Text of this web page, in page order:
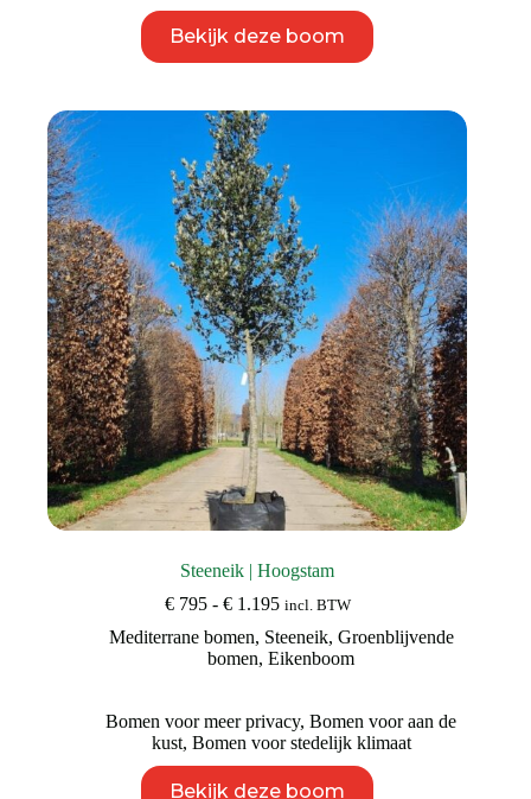
Bekijk deze boom
product
heeft
Deze
optie
kan
gekozen
worden
op
de
productpagina
Steeneik | Hoogstam
€795 - €1.195Prijsklasse:
tot
€ 1.195
incl. BTW
Mediterrane bomen, Steeneik, Groenblijvende
bomen,Eikenboom
Bomen voor meer privacy,Bomen voor aan de
kust, Bomen voor stedelijk klimaat
Bekijk deze boom